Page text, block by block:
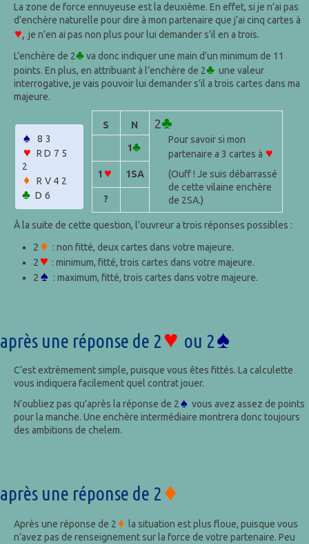
La zone de force ennuyeuse est la deuxième. En effet, si je n’ai pas
d’enchère naturelle pour dire à mon partenaire que j’ai cinq cartes à
♥, je n’en ai pas non plus pour lui demander s’il en a trois.
L’enchère de 2♣ va donc indiquer une main d’un minimum de 11
points. En plus, en attribuant à l’enchère de 2♣ une valeur
interrogative, je vais pouvoir lui demander s’il a trois cartes dans ma
majeure.
♠ 83
♥ RD75
2
♦ RV42
♣ D6
S N 2♣
Pour savoir si mon
partenaire a 3 cartes à ♥
(Ouff ! Je suis débarrassé
de cette vilaine enchère
de 2SA.)
1♣
1 ♥ 1SA
?
À la suite de cette question, l’ouvreur a trois réponses possibles :
2 ♦ : non fitté, deux cartes dans votre majeure.
2 ♥ : minimum, fitté, trois cartes dans votre majeure.
2 ♠ : maximum, fitté, trois cartes dans votre majeure.
après une réponse de 2♥ ou 2♠
C’est extrèmement simple, puisque vous êtes fittés. La calculette
vous indiquera facilement quel contrat jouer.
N’oubliez pas qu’après la réponse de 2♠ vous avez assez de points
pour la manche. Une enchère intermédiaire montrera donc toujours
des ambitions de chelem.
après une réponse de 2♦
Après une réponse de 2♦ la situation est plus floue, puisque vous
n’avez pas de renseignement sur la force de votre partenaire. Peu